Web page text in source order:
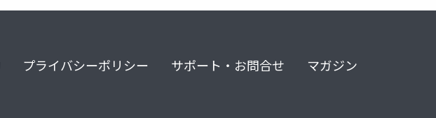
プライバシーポリシー サポート・お問合せ マガジン